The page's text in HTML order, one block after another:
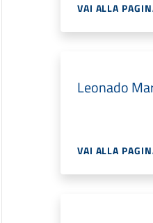
VAI ALLA
Leonado
VAI ALLA